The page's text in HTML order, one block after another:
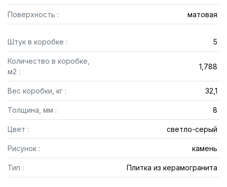
Поверхность : матовая
Штук в коробке : 5
Количество в коробке,
м2 :
1,788
Вес коробки, кг : 32,1
Толщина, мм : 8
Цвет : светло-серый
Рисунок : камень
Тип : Плитка из керамогранита